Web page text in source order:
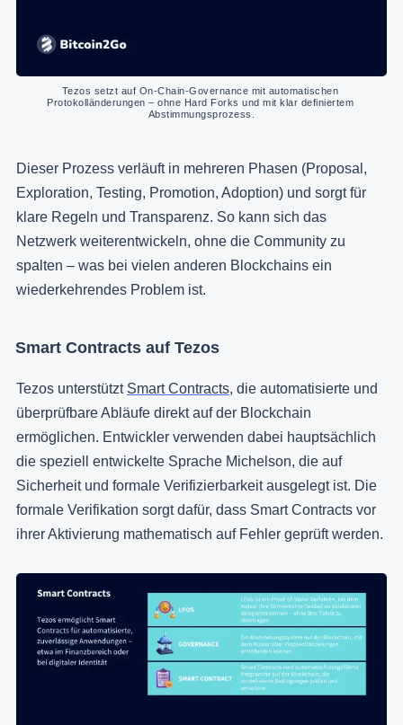
Tezos setzt auf On-Chain-Governance mit automatischen
Protokolländerungen – ohne Hard Forks und mit klar definiertem
Abstimmungsprozess.
Dieser Prozess verläuft in mehreren Phasen (Proposal,
Exploration, Testing, Promotion, Adoption) und sorgt für
klare Regeln und Transparenz. So kann sich das
Netzwerk weiterentwickeln, ohne die Community zu
spalten – was bei vielen anderen Blockchains ein
wiederkehrendes Problem ist.
Smart Contracts auf Tezos
Tezos unterstützt Smart Contracts, die automatisierte und
überprüfbare Abläufe direkt auf der Blockchain
ermöglichen. Entwickler verwenden dabei hauptsächlich
die speziell entwickelte Sprache Michelson, die auf
Sicherheit und formale Verifizierbarkeit ausgelegt ist. Die
formale Verifikation sorgt dafür, dass Smart Contracts vor
ihrer Aktivierung mathematisch auf Fehler geprüft werden.